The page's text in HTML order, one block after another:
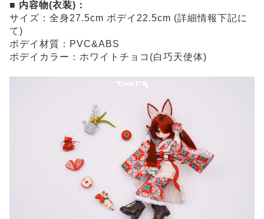
■ 内容物(衣装)：
サイズ：全身27.5cm ボデイ22.5cm (詳細情報下記に
て)
ボデイ材質：PVC&ABS
ボデイカラー：ホワイトチョコ(白巧天使体)